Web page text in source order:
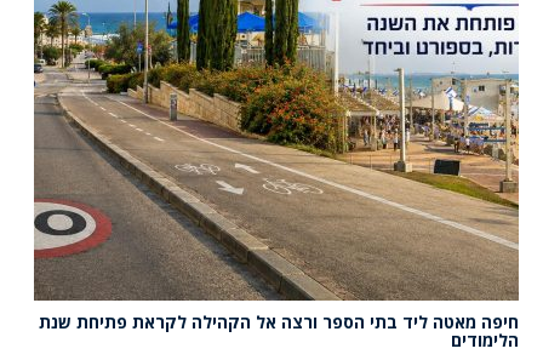
חיפה מאטה ליד בתי הספר ורצה אל הקהילה לקראת פתיחת שנת
הלימודים